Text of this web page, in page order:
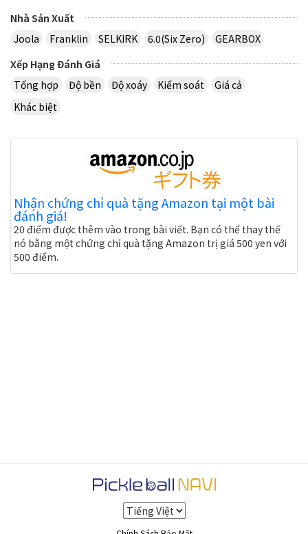
Nhà Sản Xuất
Joola
Franklin SELKIRK 6.0(Six Zero)
GEARBOX
Xếp Hạng Đánh Giá
Tổng hợp
Độ bền Độ xoáy Kiểm soát
Giá cả
Khác biệt
Nhận chứng chỉ quà tặng Amazon tại một bài
đánh giá!
20 điểm được thêm vào trong bài viết. Bạn có thể thay thế
nó bằng một chứng chỉ quà tặng Amazon trị giá 500 yen với
500 điểm.